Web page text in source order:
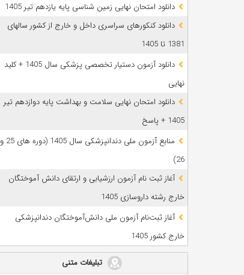
دانلود امتحان نهایی زمین شناسی پایه یازدهم تیر 1405
دانلود کنکورهای سراسری داخل و خارج از کشور سالهای
1381 تا 1405
دانلود آزمون دستیار تخصصی پزشکی سال 1405 + کلید
نهایی
دانلود امتحان نهایی سلامت و بهداشت پایه دوازدهم تیر
1405 + پاسخ
ﻣﻨﺎﺑﻊ آزﻣﻮن ﻣﻠﯽ دندانپزشکی سال 1405 (دوره های 25 و
26)
آغاز ثبت نام آزمون‌ ارزشیابی و ارتقای دانش آموختگان
خارج رشته داروسازی 1405
آغاز ثبت‌نام آزمون ملی دانش‌آموختگان دندانپزشکی
خارج کشور 1405
تبلیغات متنی